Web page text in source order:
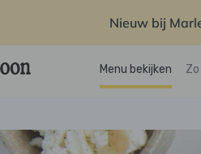
Nieuw bij
Menu bekijken